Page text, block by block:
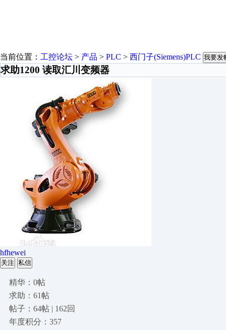
当前位置： 工控论坛 > 产品 > PLC > 西门子(Siemens)PLC 我要发
求助1200 读取汇川变频器
hfhewei
关注 私信
精华：0帖
求助：61帖
帖子：64帖 | 162回
年度积分：357